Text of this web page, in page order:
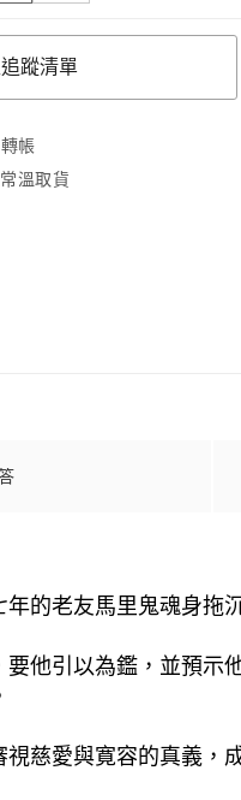
蹤清單
帳
溫取貨
的老友馬里鬼魂身拖
他引以為鑑，並預示
慈愛與寛容的真義，